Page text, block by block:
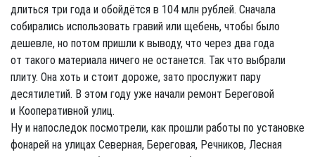
длиться три года и обойдётся в 104 млн рублей. Сначала
собирались использовать гравий или щебень, чтобы было
дешевле, но потом пришли к выводу, что через два года
от такого материала ничего не останется. Так что выбрали
плиту. Она хоть и стоит дороже, зато прослужит пару
десятилетий. В этом году уже начали ремонт Береговой
и Кооперативной улиц.
Ну и напоследок посмотрели, как прошли работы по установке
фонарей на улицах Северная, Береговая, Речников, Лесная